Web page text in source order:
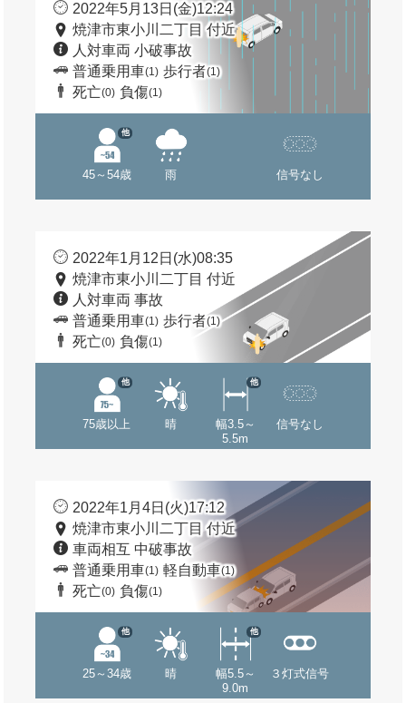
2022年5月13日(金)12:24
焼津市東小川二丁目 付近
人対車両 小破事故
普通乗用車(1) 歩行者(1)
死亡(0) 負傷(1)
45～54歳
他
雨 信号なし
2022年1月12日(水)08:35
焼津市東小川二丁目 付近
人対車両 事故
普通乗用車(1) 歩行者(1)
死亡(0) 負傷(1)
75歳以上
他
晴
幅3.5～
5.5m
他
信号なし
2022年1月4日(火)17:12
焼津市東小川二丁目 付近
車両相互 中破事故
普通乗用車(1) 軽自動車(1)
死亡(0) 負傷(1)
25～34歳
他
晴
幅5.5～
9.0m
他
３灯式信号